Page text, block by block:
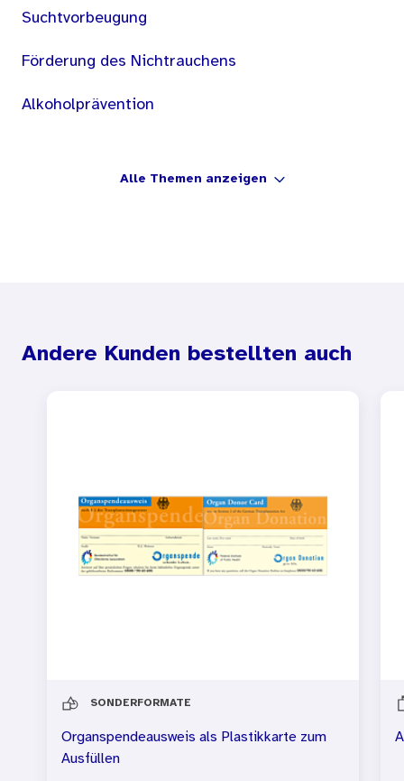
Suchtvorbeugung
Förderung des Nichtrauchens
Alkoholprävention
Alle Themen anzeigen
Andere Kunden bestellten auch
SONDERFORMATE
Organspendeausweis als Plastikkarte zum
Ausfüllen